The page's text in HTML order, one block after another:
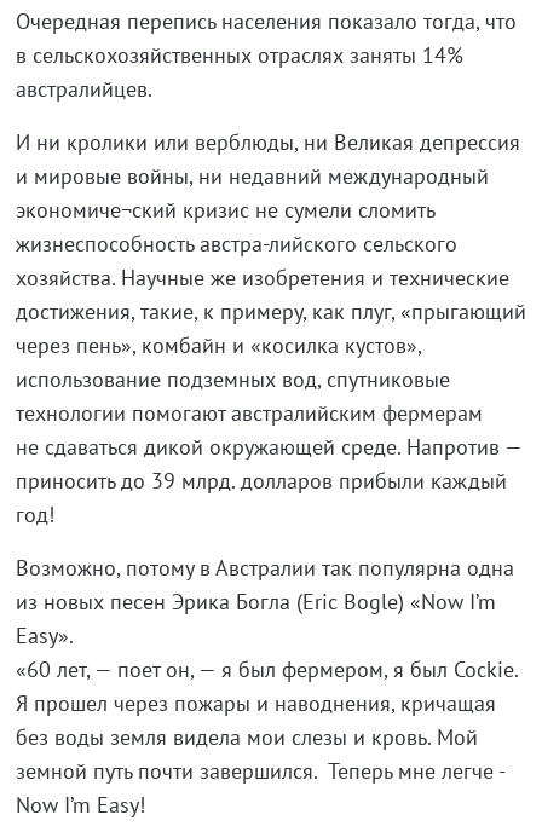
Очередная перепись населения показало тогда, что
в сельскохозяйственных отраслях заняты 14%
австралийцев.
И ни кролики или верблюды, ни Великая депрессия
и мировые войны, ни недавний международный
экономиче¬ский кризис не сумели сломить
жизнеспособность австра-лийского сельского
хозяйства. Научные же изобретения и технические
достижения, такие, к примеру, как плуг, «прыгающий
через пень», комбайн и «косилка кустов»,
использование подземных вод, спутниковые
технологии помогают австралийским фермерам
не сдаваться дикой окружающей среде. Напротив —
приносить до 39 млрд. долларов прибыли каждый
год!
Возможно, потому в Австралии так популярна одна
из новых песен Эрика Богла (Eric Bogle) «Now I’m
Easy».
«60 лет, — поет он, — я был фермером, я был Cockie.
Я прошел через пожары и наводнения, кричащая
без воды земля видела мои слезы и кровь. Мой
земной путь почти завершился. Теперь мне легче -
Now I’m Easy!